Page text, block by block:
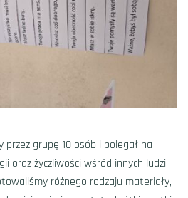
grupę 10 osób i polegał na
oraz życzliwości wśród innych ludzi.
różnego rodzaju materiały,